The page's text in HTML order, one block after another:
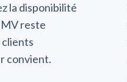
la disponibilité
reste
convient.